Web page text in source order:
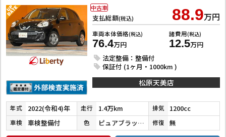
支払総額(税込) 88.9万円
車両本体価格(税込)
76.4万円
諸費用(税込)
12.5万円
法定整備：整備付
保証付 (1ヶ月・1000km )
中古車
松原天美店
年式 2022(令和4)年 走行 1.4万km 排気 1200cc
車検 車検整備付 色 ピュアブラックパールメタリック 修復 無